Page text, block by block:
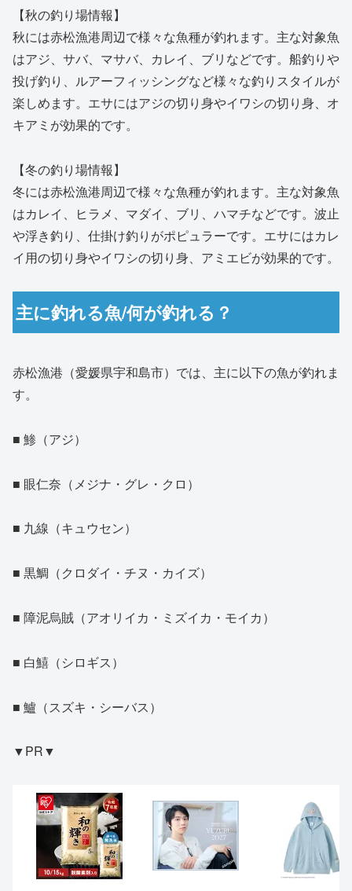
【秋の釣り場情報】
秋には赤松漁港周辺で様々な魚種が釣れます。主な対象魚
はアジ、サバ、マサバ、カレイ、ブリなどです。船釣りや
投げ釣り、ルアーフィッシングなど様々な釣りスタイルが
楽しめます。エサにはアジの切り身やイワシの切り身、オ
キアミが効果的です。
【冬の釣り場情報】
冬には赤松漁港周辺で様々な魚種が釣れます。主な対象魚
はカレイ、ヒラメ、マダイ、ブリ、ハマチなどです。波止
や浮き釣り、仕掛け釣りがポピュラーです。エサにはカレ
イ用の切り身やイワシの切り身、アミエビが効果的です。
主に釣れる魚/何が釣れる？
赤松漁港（愛媛県宇和島市）では、主に以下の魚が釣れま
す。
■ 鯵（アジ）
■ 眼仁奈（メジナ・グレ・クロ）
■ 九線（キュウセン）
■ 黒鯛（クロダイ・チヌ・カイズ）
■ 障泥烏賊（アオリイカ・ミズイカ・モイカ）
■ 白鱚（シロギス）
■ 鱸（スズキ・シーバス）
▼PR▼